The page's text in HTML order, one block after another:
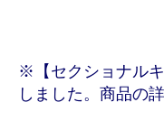
※【セクショナル
しました。商品の